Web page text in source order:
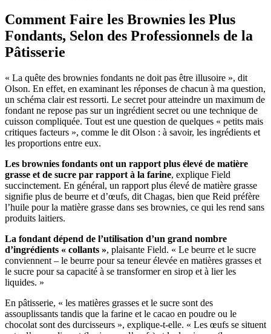
Comment Faire les Brownies les Plus
Fondants, Selon des Professionnels de la
Pâtisserie
« La quête des brownies fondants ne doit pas être illusoire », dit
Olson. En effet, en examinant les réponses de chacun à ma question,
un schéma clair est ressorti. Le secret pour atteindre un maximum de
fondant ne repose pas sur un ingrédient secret ou une technique de
cuisson compliquée. Tout est une question de quelques « petits mais
critiques facteurs », comme le dit Olson : à savoir, les ingrédients et
les proportions entre eux.
Les brownies fondants ont un rapport plus élevé de matière
grasse et de sucre par rapport à la farine, explique Field
succinctement. En général, un rapport plus élevé de matière grasse
signifie plus de beurre et d’œufs, dit Chagas, bien que Reid préfère
l’huile pour la matière grasse dans ses brownies, ce qui les rend sans
produits laitiers.
La fondant dépend de l’utilisation d’un grand nombre
d’ingrédients « collants », plaisante Field. « Le beurre et le sucre
conviennent – le beurre pour sa teneur élevée en matières grasses et
le sucre pour sa capacité à se transformer en sirop et à lier les
liquides. »
En pâtisserie, « les matières grasses et le sucre sont des
assouplissants tandis que la farine et le cacao en poudre ou le
chocolat sont des durcisseurs », explique-t-elle. « Les œufs se situent